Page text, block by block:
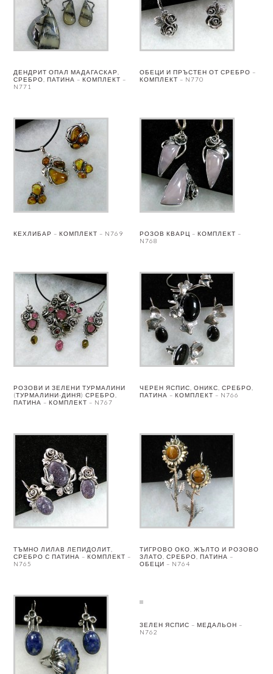
ДЕНДРИТ ОПАЛ МАДАГАСКАР,
СРЕБРО, ПАТИНА – КОМПЛЕКТ –
N771
ОБЕЦИ И ПРЪСТЕН ОТ СРЕБРО –
КОМПЛЕКТ – N770
КЕХЛИБАР – КОМПЛЕКТ – N769
РОЗОВ КВАРЦ – КОМПЛЕКТ –
N768
РОЗОВИ И ЗЕЛЕНИ ТУРМАЛИНИ
(ТУРМАЛИНИ-ДИНЯ) СРЕБРО,
ПАТИНА – КОМПЛЕКТ – N767
ЧЕРЕН ЯСПИС, ОНИКС, СРЕБРО,
ПАТИНА – КОМПЛЕКТ – N766
ТЪМНО ЛИЛАВ ЛЕПИДОЛИТ,
СРЕБРО С ПАТИНА – КОМПЛЕКТ –
N765
ТИГРОВО ОКО, ЖЪЛТО И РОЗОВО
ЗЛАТО, СРЕБРО, ПАТИНА –
ОБЕЦИ – N764
ЗЕЛЕН ЯСПИС – МЕДАЛЬОН –
N762